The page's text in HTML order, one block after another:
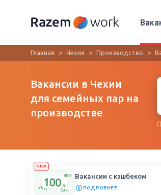
Главная Чехия Производство
Вакансии в Чехии
для семейных пар на
производстве
NEW
Вакансии с кэшбеком
ПОДРОБНЕЕ